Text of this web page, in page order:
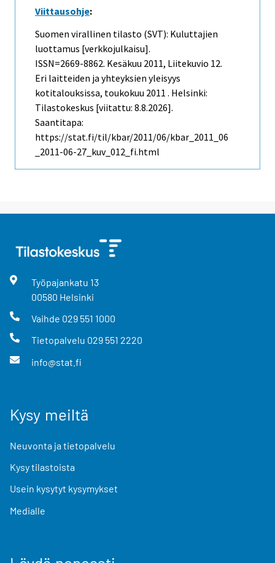
Viittausohje:
Suomen virallinen tilasto (SVT): Kuluttajien
luottamus [verkkojulkaisu].
ISSN=2669-8862. Kesäkuu 2011, Liitekuvio 12.
Eri laitteiden ja yhteyksien yleisyys
kotitalouksissa, toukokuu 2011 . Helsinki:
Tilastokeskus [viitattu: 8.8.2026].
Saantitapa:
https://stat.fi/til/kbar/2011/06/kbar_2011_06
_2011-06-27_kuv_012_fi.html
Työpajankatu 13
00580 Helsinki
Vaihde 029 551 1000
Tietopalvelu 029 551 2220
info@stat.fi
Kysy meiltä
Neuvonta ja tietopalvelu
Kysy tilastoista
Usein kysytyt kysymykset
Medialle